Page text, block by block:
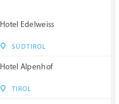
Hotel Edelweiss
SÜDTIROL
Hotel Alpenhof
TIROL